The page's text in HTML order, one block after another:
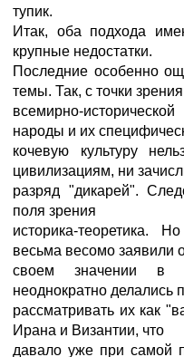
тупик.
Итак, оба подхода
крупные недостатки.
Последние особенно
темы. Так, с точки зрения
всемирно-
народы и их
кочевую культуру
цивилизациям, ни
разряд "дикарей".
поля зрения
историка-теоретика.
весьма весомо заявили
своем значении в
неоднократно делались
рассматривать их как
Ирана и Византии, что
давало уже при самой